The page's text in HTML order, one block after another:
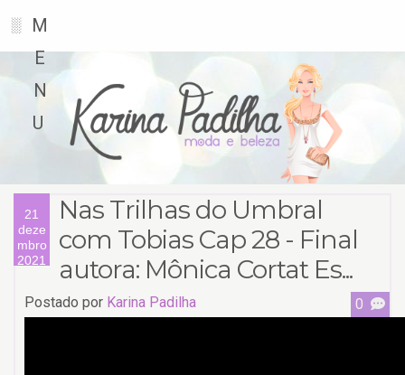
░
M
E
N
U
21
deze
mbro
2021
Nas Trilhas do Umbral
com Tobias Cap 28 - Final
autora: Mônica Cortat Es...
Postado por Karina Padilha 0